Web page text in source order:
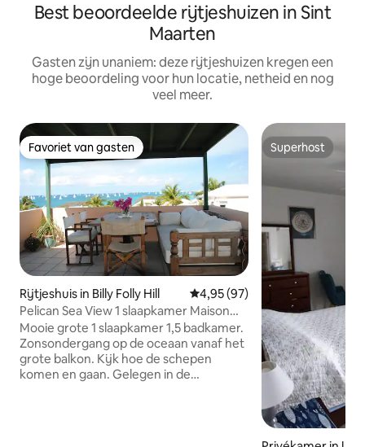
Best beoordeelde rijtjeshuizen in Sint
Maarten
Gasten zijn unaniem: deze rijtjeshuizen kregen een
hoge beoordeling voor hun locatie, netheid en nog
veel meer.
Favoriet van gasten
Favoriet van gasten
Rijtjeshuis in Billy Folly Hill Gemiddelde beoordeling van
4,95 (97)
Pelican Sea View 1 slaapkamer Maison
Mazu
Mooie grote 1 slaapkamer 1,5 badkamer.
Zonsondergang op de oceaan vanaf het
grote balkon. Kijk hoe de schepen
komen en gaan. Gelegen in de
Superhost
Superhost